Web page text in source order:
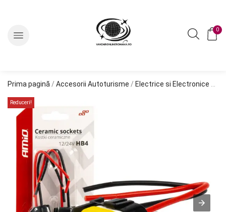
0
Prima pagină / Accesorii Autoturisme / Electrice si Electronice Auto
Reduceri!